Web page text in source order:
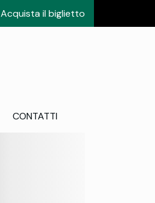
Acquista il biglietto
CONTATTI